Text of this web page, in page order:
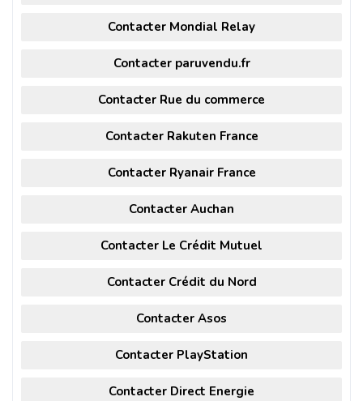
Contacter Mondial Relay
Contacter paruvendu.fr
Contacter Rue du commerce
Contacter Rakuten France
Contacter Ryanair France
Contacter Auchan
Contacter Le Crédit Mutuel
Contacter Crédit du Nord
Contacter Asos
Contacter PlayStation
Contacter Direct Energie